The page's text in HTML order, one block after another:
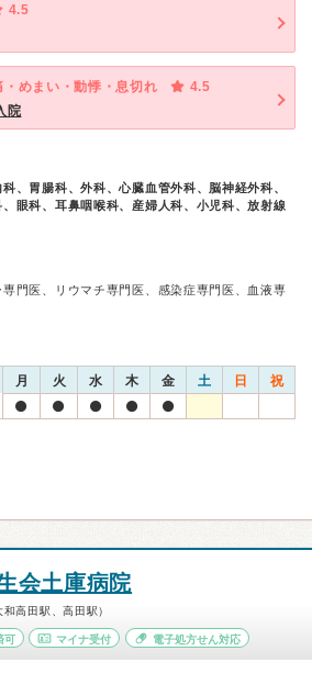
4.5
・めまい・動悸・息切れ
4.5
院
、胃腸科、外科、心臓血管外科、脳神経外科、
眼科、耳鼻咽喉科、産婦人科、小児科、放射線
門医、リウマチ専門医、感染症専門医、血液専
月 火 水 木 金 土 日 祝
会土庫病院
高田駅、高田駅）
可 マイナ受付 電子処方せん対応